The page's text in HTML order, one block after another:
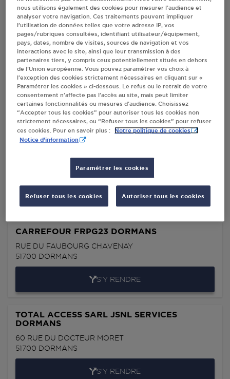
Villes
GAMM VERT O07 - SICAP DORMANS
Z.I. DES VARENNES 2
51700DORMANS
S'Y RENDRE
DISTRIBUTEUR AUTOMATIQUE 24/24
S'Y RENDRE
CARREFOUR FRPG23 DORMANS
RUE DU FAUBOURG CHAVENAY
51700 DORMANS
S'Y RENDRE
TOTAL ACCESS SARL JSNL SERVICES
DORMANS
60 RUE DU DOCTEUR MORET
51700 DORMANS
S'Y RENDRE
nous utilisons également des cookies pour mesurer l’audience et
analyser votre navigation. Ces traitements peuvent impliquer
l’utilisation de données telles que votre adresse IP, vos
pages/rubriques consultées, identifiant utilisateur/équipement,
pays, dates, nombre de visites, sources de navigation et vos
interactions avec le site, ainsi que leur transmission à des
partenaires tiers, y compris ceux potentiellement situés en dehors
de l’Union européenne. Vous pouvez paramétrer vos choix à
l’exception des cookies strictement nécessaires en cliquant sur «
Paramétrer les cookies » ci-dessous. Le refus ou le retrait de votre
consentement n’affecte pas l’accès au site, mais peut limiter
certaines fonctionnalités ou mesures d’audience. Choisissez
“Accepter tous les cookies” pour autoriser tous les cookies non
strictement nécessaires, ou “Refuser tous les cookies” pour refuser
ces cookies. Pour en savoir plus :
Notre politique de cookies
Notice d'information
Paramétrer les cookies
Refuser tous les cookies Autoriser tous les cookies